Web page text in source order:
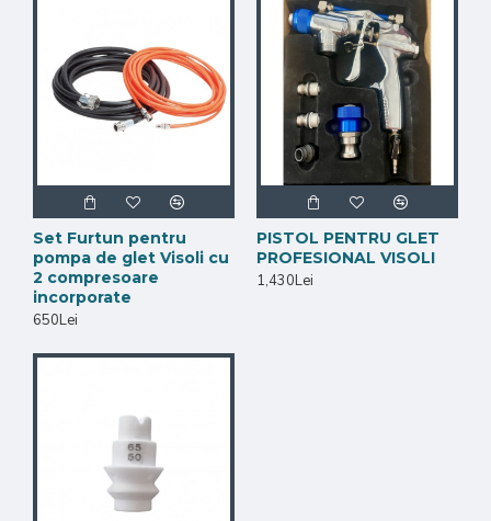
Set Furtun pentru
pompa de glet Visoli cu
2 compresoare
incorporate
650Lei
PISTOL PENTRU GLET
PROFESIONAL VISOLI
1,430Lei